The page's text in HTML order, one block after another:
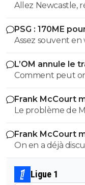
Allez Newcastle,
PSG : 170ME
Assez souvent en
L’OM annule le
Comment peut
joueur trop
son âge???
pour cette
Frank McCourt
Le problème de
contrôlé Longoria
y a un
Frank McCourt
On en a déjà
Strootman et
comment tu
des coups? Il a
Ligue 1